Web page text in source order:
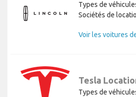
Types de
Sociétés de
Voir les voitures
Tesla
Types de